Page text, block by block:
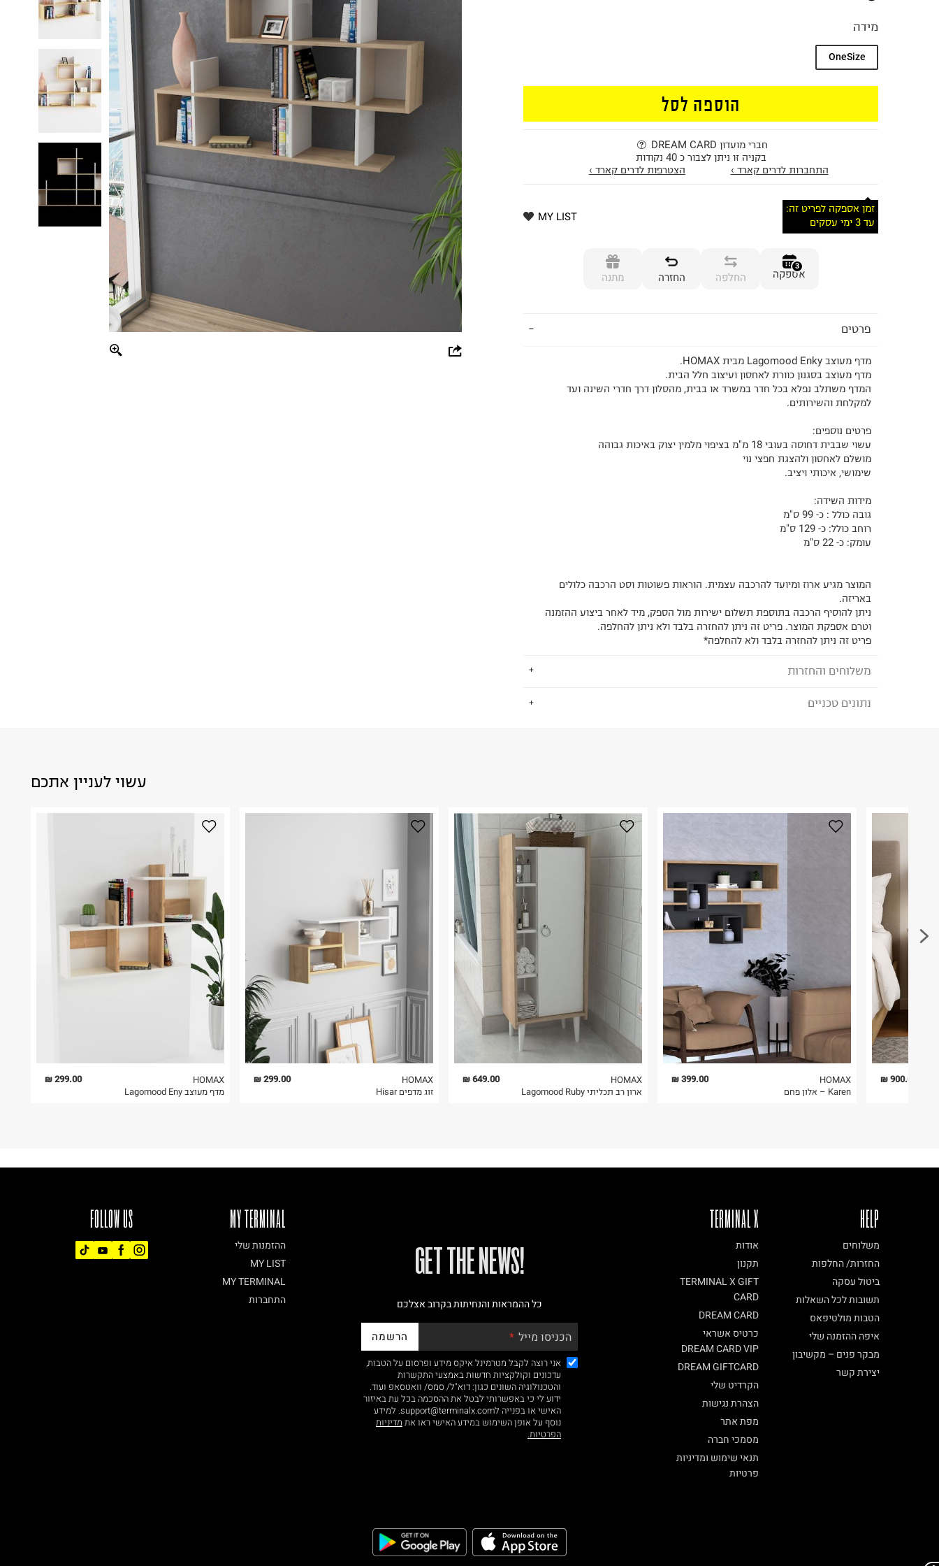
מידה
OneSize
הוספה לסל
חברי מועדון DREAM CARD
בקניה זו ניתן לצבור כ 40 נקודות
התחברות לדרים קארד ›
הצטרפות לדרים קארד ›
זמן אספקה לפריט זה:
עד 3 ימי עסקים
MY LIST
3
אספקה החלפה החזרה מתנה
פרטים
מדף מעוצב Lagomood Enky מבית HOMAX.
מדף מעוצב בסגנון כוורת לאחסון ועיצוב חלל הבית.
המדף משתלב נפלא בכל חדר במשרד או בבית, מהסלון דרך חדרי השינה ועד
למקלחת והשירותים.
פרטים נוספים:
עשוי שבבית דחוסה בעובי 18 מ"מ בציפוי מלמין יצוק באיכות גבוהה
מושלם לאחסון ולהצגת חפצי נוי
שימושי, איכותי ויציב.
מידות השידה:
גובה כולל : כ- 99 ס"מ
רוחב כולל: כ- 129 ס"מ
עומק: כ- 22 ס"מ
המוצר מגיע ארוז ומיועד להרכבה עצמית. הוראות פשוטות וסט הרכבה כלולים
באריזה.
ניתן להוסיף הרכבה בתוספת תשלום ישירות מול הספק, מיד לאחר ביצוע ההזמנה
וטרם אספקת המוצר. פריט זה ניתן להחזרה בלבד ולא ניתן להחלפה.
פריט זה ניתן להחזרה בלבד ולא להחלפה*
משלוחים והחזרות
לבחירת בשיטת המשלוח המתאימה לכם,
לפני החזרת החבילה, חשוב להדביק את מדבקת הגוביינא על גבי החבילה
פריטים שבירים יש להחזיר עם שליח דרך ממשק ההחזרות באתר בלבד
בהתאם לתנאי השימוש.
3. מוצרי טיפוח ניתן להחזיר סגורים באריזתם המקורית בלבד. לא ניתן
נתונים טכניים
יעקב נוי אחזקות
בן גוריון 11, גבעת שמואל.
עשוי לעניין אתכם
299.00 ₪
HOMAX
מדף מעוצב Lagomood Eny
299.00 ₪
HOMAX
זוג מדפים Hisar
649.00 ₪
HOMAX
ארון רב תכליתי Lagomood Ruby
399.00 ₪
HOMAX
Karen – אלון פחם
900.00 ₪
FOLLOW US MY TERMINAL
ההזמנות שלי
MY LIST
MY TERMINAL
התחברות
!GET THE NEWS
כל ההמראות והנחיתות בקרוב אצלכם
הכניסו מייל הרשמה
אני רוצה לקבל מטרמינל איקס מידע ופרסום על הטבות,
עדכונים וקולקציות חדשות באמצעי התקשרות
והטכנולוגיה השונים כגון: דוא"ל/ סמס/ וואטסאפ ועוד.
ידוע לי כי באפשרותי לבטל את ההסכמה בכל עת באיזור
האישי או בפנייה לsupport@terminalx.com. למידע
נוסף על אופן השימוש במידע האישי ראו את מדיניות
הפרטיות.
TERMINAL X
אודות
תקנון
TERMINAL X GIFT
CARD
DREAM CARD
כרטיס אשראי
DREAM CARD VIP
DREAM GIFTCARD
הקרדיט שלי
הצהרת נגישות
מפת אתר
מסמכי חברה
תנאי שימוש ומדיניות
פרטיות
HELP
משלוחים
החזרות/ החלפות
ביטול עסקה
תשובות לכל השאלות
הטבות מולטיפאס
איפה ההזמנה שלי
מבקר פנים – מקשיבון
יצירת קשר